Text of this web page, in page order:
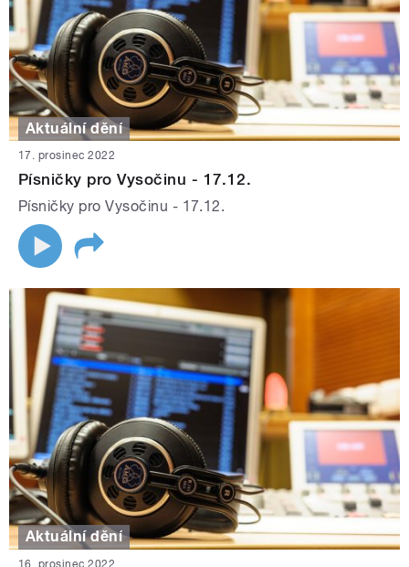
Aktuální dění
17. prosinec 2022
Písničky pro Vysočinu - 17.12.
Písničky pro Vysočinu - 17.12.
Aktuální dění
16. prosinec 2022